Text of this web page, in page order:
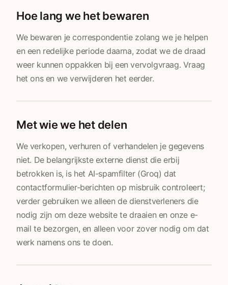
Hoe lang we het bewaren
We bewaren je correspondentie zolang we je helpen
en een redelijke periode daarna, zodat we de draad
weer kunnen oppakken bij een vervolgvraag. Vraag
het ons en we verwijderen het eerder.
Met wie we het delen
We verkopen, verhuren of verhandelen je gegevens
niet. De belangrijkste externe dienst die erbij
betrokken is, is het AI-spamfilter (Groq) dat
contactformulier-berichten op misbruik controleert;
verder gebruiken we alleen de dienstverleners die
nodig zijn om deze website te draaien en onze e-
mail te bezorgen, en alleen voor zover nodig om dat
werk namens ons te doen.